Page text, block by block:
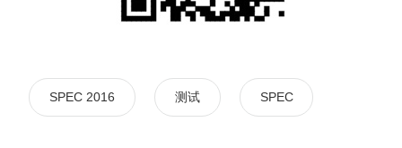
SPEC 2016 测试 SPEC